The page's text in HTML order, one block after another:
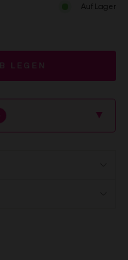
Auf Lager
LEGEN
▲